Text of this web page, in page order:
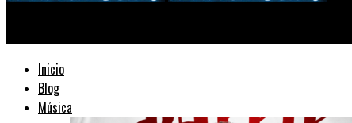
Inicio
Blog
Música